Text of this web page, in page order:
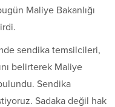
Maliye Bakanlığı
sendika temsilcileri,
belirterek Maliye
Sendika
Sadaka değil hak